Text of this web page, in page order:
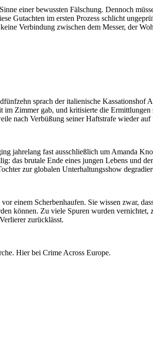
einer bewussten Fälschung. Dennoch
Gutachten im ersten Prozess schlicht
Verbindung zwischen dem Messer, der
sprach der italienische Kassationshof
Zimmer gab, und kritisierte die Ermittlungen
nach Verbüßung seiner Haftstrafe wieder auf
jahrelang fast ausschließlich um Amanda
das brutale Ende eines jungen Lebens und
zur globalen Unterhaltungsshow
einem Scherbenhaufen. Sie wissen zwar,
können. Zu viele Spuren wurden
zurücklässt.
Hier bei Crime Across Europe.